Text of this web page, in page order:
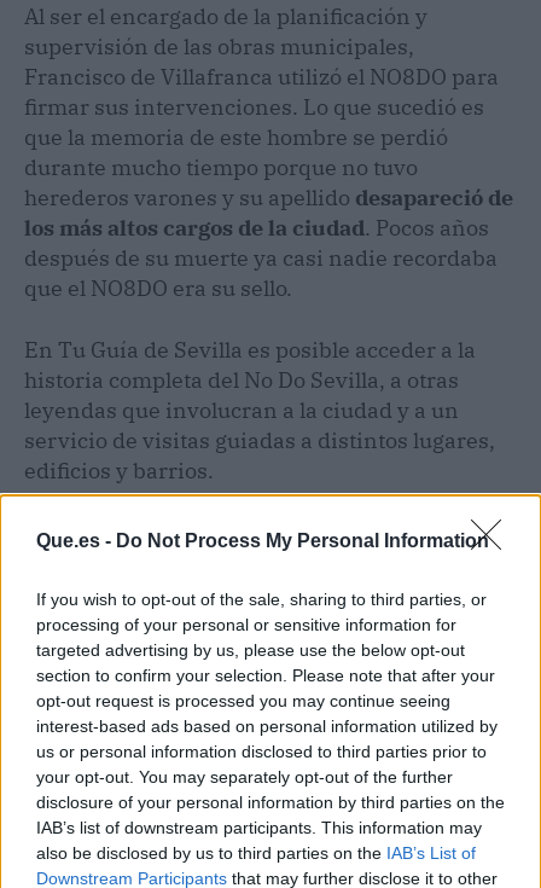
Que.es - Do Not Process My Personal Information
If you wish to opt-out of the sale, sharing to third parties, or
processing of your personal or sensitive information for
targeted advertising by us, please use the below opt-out
section to confirm your selection. Please note that after your
opt-out request is processed you may continue seeing
interest-based ads based on personal information utilized by
us or personal information disclosed to third parties prior to
your opt-out. You may separately opt-out of the further
disclosure of your personal information by third parties on the
IAB’s list of downstream participants. This information may
also be disclosed by us to third parties on the IAB’s List of
Downstream Participants that may further disclose it to other
Al ser el encargado de la planificación y
supervisión de las obras municipales,
Francisco de Villafranca utilizó el NO8DO para
firmar sus intervenciones. Lo que sucedió es
que la memoria de este hombre se perdió
durante mucho tiempo porque no tuvo
herederos varones y su apellido desapareció de
los más altos cargos de la ciudad. Pocos años
después de su muerte ya casi nadie recordaba
que el NO8DO era su sello.
En Tu Guía de Sevilla es posible acceder a la
historia completa del No Do Sevilla, a otras
leyendas que involucran a la ciudad y a un
servicio de visitas guiadas a distintos lugares,
edificios y barrios.
Publicidad